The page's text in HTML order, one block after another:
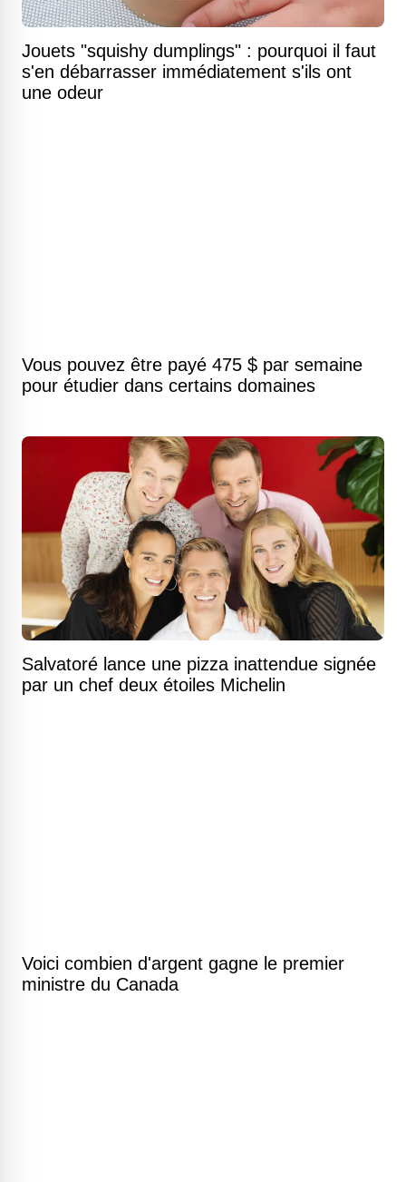
Jouets "squishy dumplings" : pourquoi il faut
s'en débarrasser immédiatement s'ils ont
une odeur
Vous pouvez être payé 475 $ par semaine
pour étudier dans certains domaines
Salvatoré lance une pizza inattendue signée
par un chef deux étoiles Michelin
Voici combien d'argent gagne le premier
ministre du Canada